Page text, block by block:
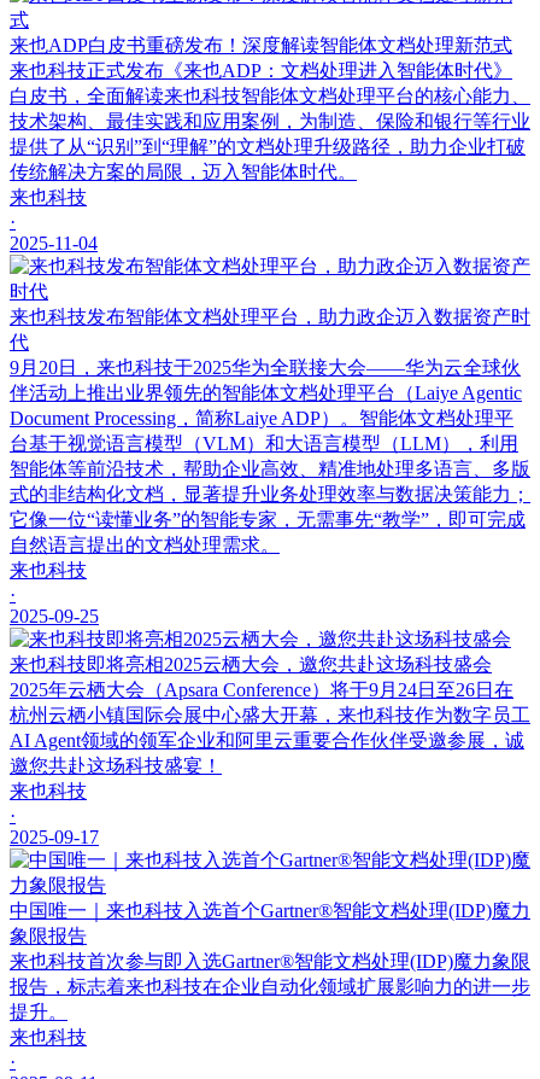
来也ADP白皮书重磅发布！深度解读智能体文档处理新范式
来也科技正式发布《来也ADP：文档处理进入智能体时代》
白皮书，全面解读来也科技智能体文档处理平台的核心能力、
技术架构、最佳实践和应用案例，为制造、保险和银行等行业
提供了从“识别”到“理解”的文档处理升级路径，助力企业打破
传统解决方案的局限，迈入智能体时代。
来也科技
·
2025-11-04
来也科技发布智能体文档处理平台，助力政企迈入数据资产时
代
9月20日，来也科技于2025华为全联接大会——华为云全球伙
伴活动上推出业界领先的智能体文档处理平台（Laiye Agentic
Document Processing，简称Laiye ADP）。智能体文档处理平
台基于视觉语言模型（VLM）和大语言模型（LLM），利用
智能体等前沿技术，帮助企业高效、精准地处理多语言、多版
式的非结构化文档，显著提升业务处理效率与数据决策能力；
它像一位“读懂业务”的智能专家，无需事先“教学”，即可完成
自然语言提出的文档处理需求。
来也科技
·
2025-09-25
来也科技即将亮相2025云栖大会，邀您共赴这场科技盛会
2025年云栖大会（Apsara Conference）将于9月24日至26日在
杭州云栖小镇国际会展中心盛大开幕，来也科技作为数字员工
AI Agent领域的领军企业和阿里云重要合作伙伴受邀参展，诚
邀您共赴这场科技盛宴！
来也科技
·
2025-09-17
中国唯一｜来也科技入选首个Gartner®智能文档处理(IDP)魔力
象限报告
来也科技首次参与即入选Gartner®智能文档处理(IDP)魔力象限
报告，标志着来也科技在企业自动化领域扩展影响力的进一步
提升。
来也科技
·